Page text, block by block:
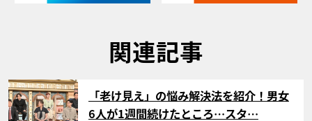
関連記事
サムネイル
「老け見え」の悩み解決法を紹介！男女
6人が1週間続けたところ…スタ…